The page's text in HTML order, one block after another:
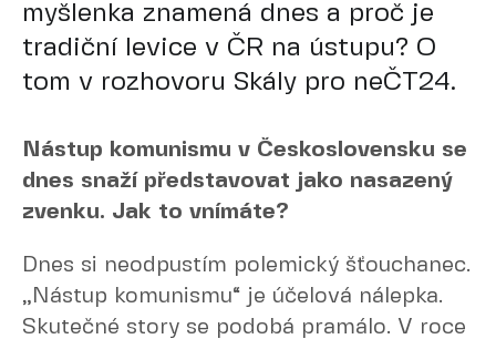
myšlenka znamená dnes a proč je
tradiční levice v ČR na ústupu? O
tom v rozhovoru Skály pro neČT24.
Nástup komunismu v Československu se
dnes snaží představovat jako nasazený
zvenku. Jak to vnímáte?
Dnes si neodpustím polemický šťouchanec.
„Nástup komunismu“ je účelová nálepka.
Skutečné story se podobá pramálo. V roce